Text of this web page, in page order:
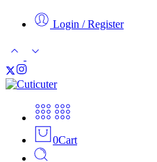
Login / Register
0Cart